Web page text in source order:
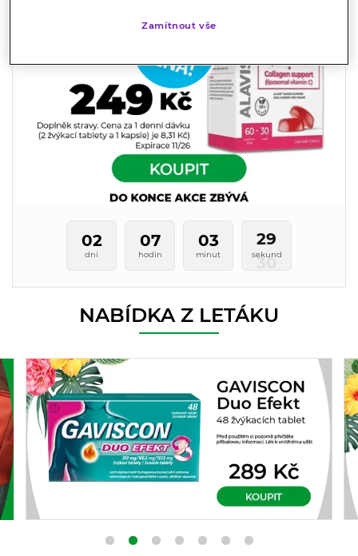
02
dní
07
hodin
03
minut
29
sekund
NABÍDKA Z LETÁKU
Zamítnout vše